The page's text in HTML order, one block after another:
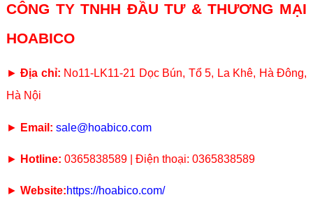
CÔNG TY TNHH ĐẦU TƯ & THƯƠNG MẠI
HOABICO
►Địa chỉ: No11-LK11-21 Dọc Bún, Tổ 5, La Khê, Hà Đông,
Hà Nội
► Email: sale@hoabico.com
► Hotline: 0365838589 | Điện thoại: 0365838589
► Website:https://hoabico.com/